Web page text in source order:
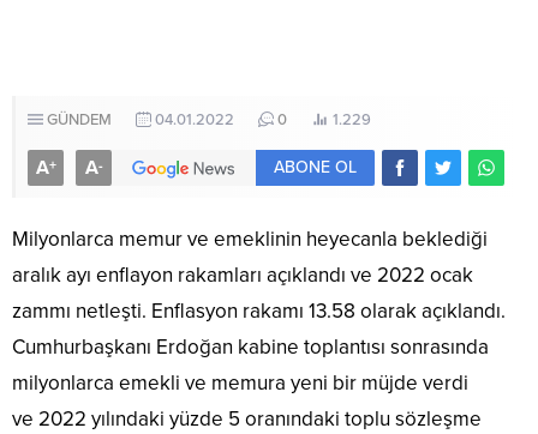
GÜNDEM 04.01.2022 0 1.229
A+ A- ABONE OL
Milyonlarca memur ve emeklinin heyecanla beklediği
aralık ayı enflayon rakamları açıklandı ve 2022 ocak
zammı netleşti. Enflasyon rakamı 13.58 olarak açıklandı.
Cumhurbaşkanı Erdoğan kabine toplantısı sonrasında
milyonlarca emekli ve memura yeni bir müjde verdi
ve 2022 yılındaki yüzde 5 oranındaki toplu sözleşme